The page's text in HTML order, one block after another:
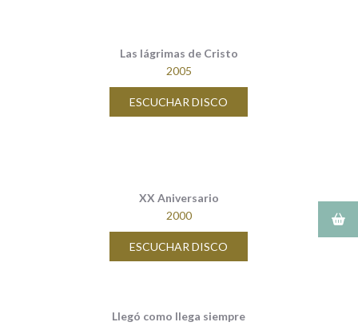
Las lágrimas de Cristo
2005
ESCUCHAR DISCO
XX Aniversario
2000
ESCUCHAR DISCO
Llegó como llega siempre